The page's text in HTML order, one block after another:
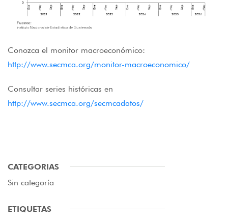
Conozca el monitor macroeconómico:
http://www.secmca.org/monitor-macroeconomico/
Consultar series históricas en
http://www.secmca.org/secmcadatos/
CATEGORIAS
Sin categoría
ETIQUETAS